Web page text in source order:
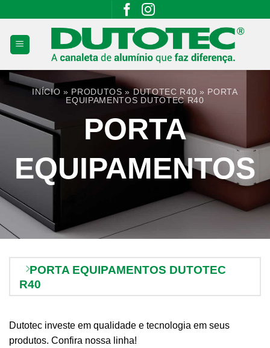
to
content
INÍCIO » PRODUTOS » DUTOTEC R40 » PORTA
EQUIPAMENTOS DUTOTEC R40
PORTA
EQUIPAMENTOS
PORTA EQUIPAMENTOS DUTOTEC
R40
Dutotec investe em qualidade e tecnologia em seus
produtos. Confira nossa linha!